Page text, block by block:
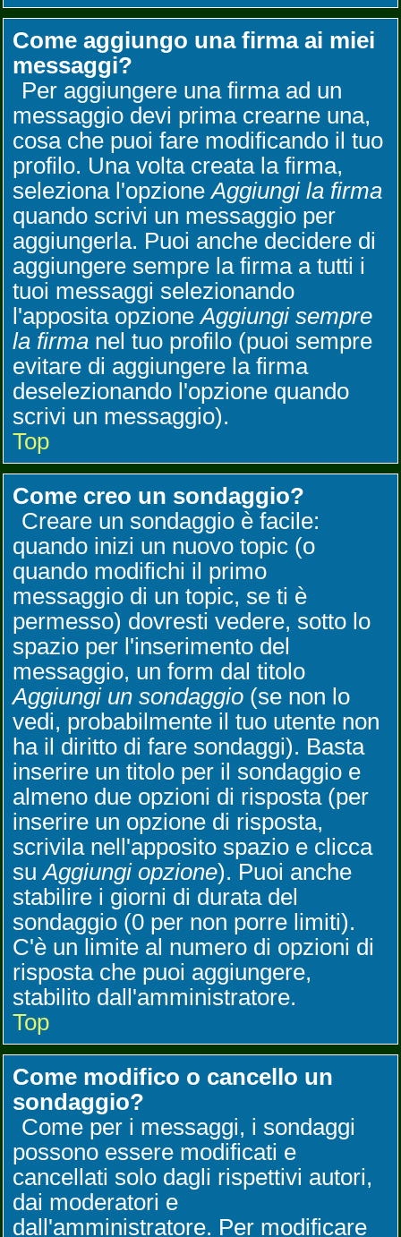
Come aggiungo una firma ai miei
messaggi?
Per aggiungere una firma ad un
messaggio devi prima crearne una,
cosa che puoi fare modificando il tuo
profilo. Una volta creata la firma,
seleziona l'opzioneAggiungi la firma
quando scrivi un messaggio per
aggiungerla. Puoi anche decidere di
aggiungere sempre la firma a tutti i
tuoi messaggi selezionando
l'apposita opzioneAggiungi sempre
la firma nel tuo profilo (puoi sempre
evitare di aggiungere la firma
deselezionando l'opzione quando
scrivi un messaggio).
Top
Come creo un sondaggio?
Creare un sondaggio è facile:
quando inizi un nuovo topic (o
quando modifichi il primo
messaggio di un topic, se ti è
permesso) dovresti vedere, sotto lo
spazio per l'inserimento del
messaggio, un form dal titolo
Aggiungi un sondaggio (se non lo
vedi, probabilmente il tuo utente non
ha il diritto di fare sondaggi). Basta
inserire un titolo per il sondaggio e
almeno due opzioni di risposta (per
inserire un opzione di risposta,
scrivila nell'apposito spazio e clicca
suAggiungi opzione). Puoi anche
stabilire i giorni di durata del
sondaggio (0 per non porre limiti).
C'è un limite al numero di opzioni di
risposta che puoi aggiungere,
stabilito dall'amministratore.
Top
Come modifico o cancello un
sondaggio?
Come per i messaggi, i sondaggi
possono essere modificati e
cancellati solo dagli rispettivi autori,
dai moderatori e
dall'amministratore. Per modificare